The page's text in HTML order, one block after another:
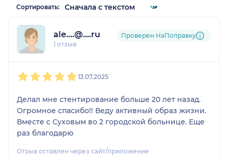
Сортировать:
ale....@....ru
1 отзыв
Проверен НаПоправку
13.07.2025
Делал мне стентирование больше 20 лет назад.
Огромное спасибо!! Веду активный образ жизни.
Вместе с Суховым во 2 городской больнице. Еще
раз благодарю
Отзыв оставлен через сайт/приложение